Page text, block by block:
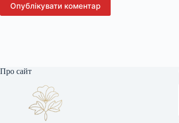
Опублікувати коментар
Про сайт